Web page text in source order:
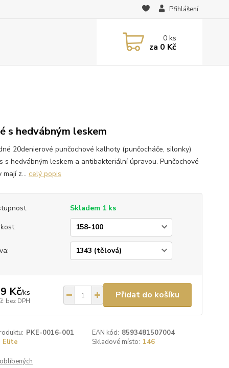
Přihlášení
0ks
za 0 Kč
s hedvábným leskem
20denierové punčochové kalhoty (punčocháče, silonky)
s hedvábným leskem a antibakteriální úpravou. Punčochové
z... celý popis
Skladem 1 ks
Kč/ks
bez DPH
Přidat do košíku
PKE-0016-001 EAN kód: 8593481507004
Elite Skladové místo: 146